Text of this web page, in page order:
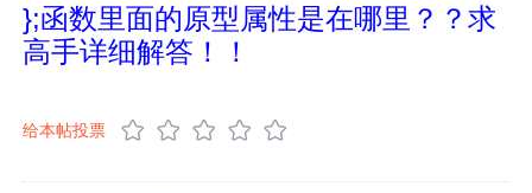
};函数里面的原型属性是在哪里？？求
高手详细解答！！
给本帖投票